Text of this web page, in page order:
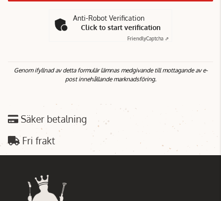
Anti-Robot Verification
Click to start verification
FriendlyCaptcha ⇗
Genom ifyllnad av detta formulär lämnas medgivande till mottagande av e-
post innehållande marknadsföring.
Säker betalning
Fri frakt